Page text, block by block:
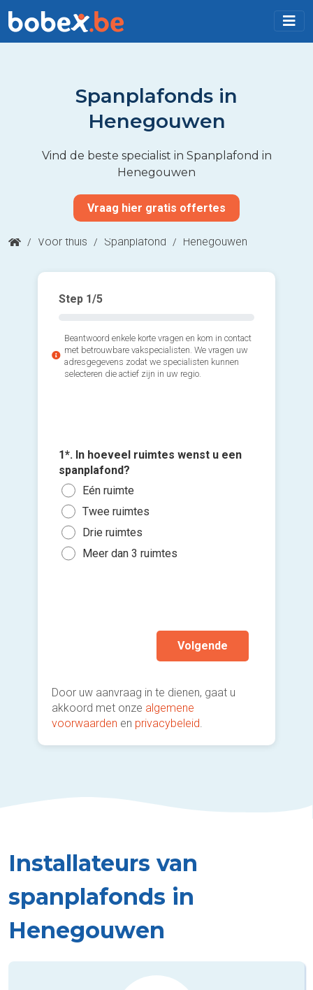
Spanplafonds in
Henegouwen
Vind de beste specialist in Spanplafond in
Henegouwen
Vraag hier gratis offertes
/ Voor thuis / Spanplafond / Henegouwen
Step 1/5
Beantwoord enkele korte vragen en kom in contact
met betrouwbare vakspecialisten. We vragen uw
adresgegevens zodat we specialisten kunnen
selecteren die actief zijn in uw regio.
1*. In hoeveel ruimtes wenst u een
spanplafond?
Eén ruimte
Twee ruimtes
Drie ruimtes
Meer dan 3 ruimtes
Volgende
Door uw aanvraag in te dienen, gaat u
akkoord met onze algemene
voorwaarden en privacybeleid
Installateurs van
spanplafonds in
Henegouwen